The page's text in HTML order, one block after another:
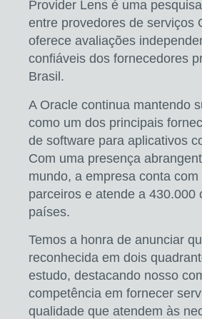
Provider Lens é uma
entre provedores de serviços
oferece avaliações
confiáveis dos fornecedores
Brasil.
A Oracle continua mantendo
como um dos principais
de software para aplicativos
Com uma presença
mundo, a empresa conta
parceiros e atende a 430.000
países.
Temos a honra de anunciar
reconhecida em dois
estudo, destacando nosso
competência em fornecer
qualidade que atendem às